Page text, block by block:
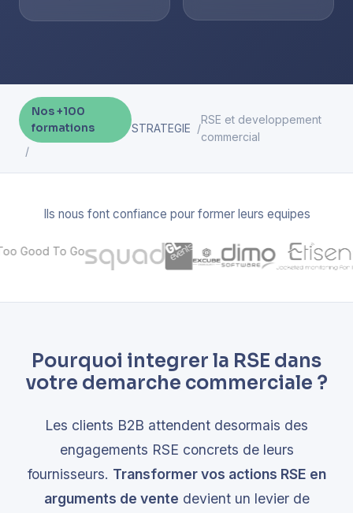
Nos +100
formations
STRATEGIE
RSE et developpement
commercial
Ils nous font confiance pour former leurs equipes
Pourquoi integrer la RSE dans
votre demarche commerciale ?
Les clients B2B attendent desormais des
engagements RSE concrets de leurs
fournisseurs. Transformer vos actions RSE en
arguments de vente devient un levier de